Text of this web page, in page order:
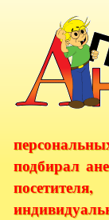
подбирал